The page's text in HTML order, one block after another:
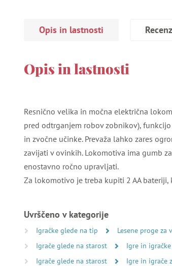
Opis in lastnosti
Opis in lastnosti
Resnično velika in močna električna
pred odtrganjem robov zobnikov),
in zvočne učinke. Prevaža lahko zares
zavijati v ovinkih. Lokomotiva ima gumb
enostavno ročno upravljati.
Za lokomotivo je treba kupiti 2 AA bateriji,
Uvrščeno v kategorije
Igračke glede na tip Lesene proge za
Igrače glede na starost
Igre in
Igrače glede na starost
Igre in igrače